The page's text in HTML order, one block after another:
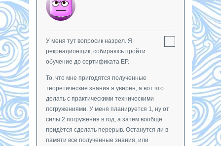
У меня тут вопросик назрел. Я
рекреационщик, собираюсь пройти
обучение до сертификата ЕР.
То, что мне пригодятся полученные
теоретические знания я уверен, а вот что
делать с практическими техническими
погружениями. У меня планируется 1, ну от
силы 2 погружения в год, а затем вообще
придётся сделать перерыв. Останутся ли в
памяти все полученные знания, или